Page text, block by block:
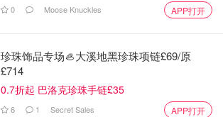
0 Moose Knuckles APP打开
珍珠饰品专场🦪大溪地黑珍珠项链£69/原
£714
0.7折起 巴洛克珍珠手链£35
6 1 Secret Sales APP打开